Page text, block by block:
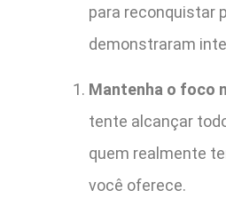
para reconquistar
demonstraram
Mantenha o foco
tente alcançar
quem realmente
você oferece.